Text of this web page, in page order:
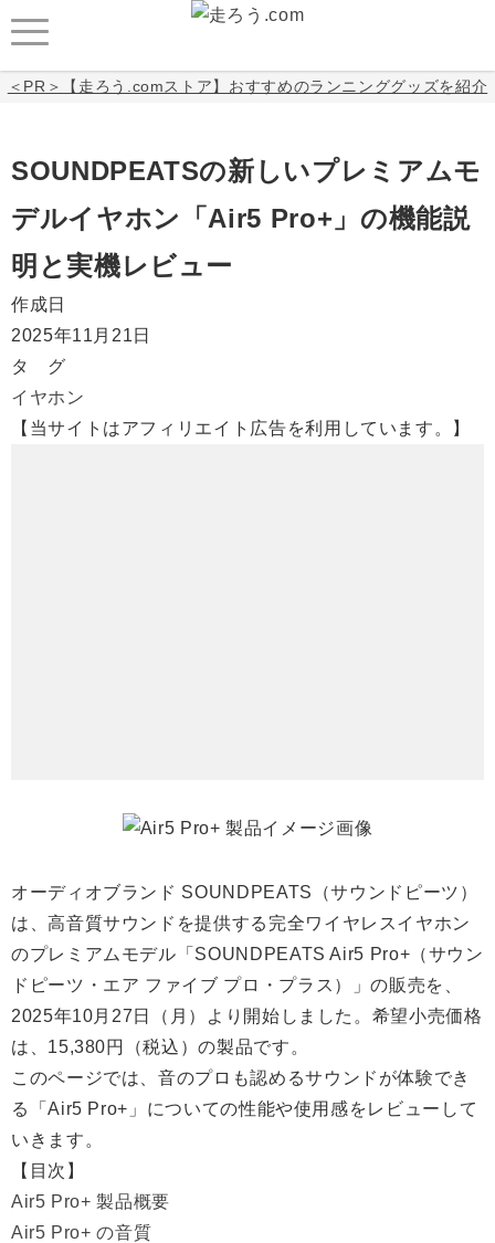
＜PR＞【走ろう.comストア】おすすめのランニンググッズを紹介
SOUNDPEATSの新しいプレミアムモ
デルイヤホン「Air5 Pro+」の機能説
明と実機レビュー
作成日
2025年11月21日
タ グ
イヤホン
【当サイトはアフィリエイト広告を利用しています。】
オーディオブランド SOUNDPEATS（サウンドピーツ）
は、高音質サウンドを提供する完全ワイヤレスイヤホン
のプレミアムモデル「SOUNDPEATS Air5 Pro+（サウン
ドピーツ・エア ファイブ プロ・プラス）」の販売を、
2025年10月27日（月）より開始しました。希望小売価格
は、15,380円（税込）の製品です。
このページでは、音のプロも認めるサウンドが体験でき
る「Air5 Pro+」についての性能や使用感をレビューして
いきます。
【目次】
Air5 Pro+ 製品概要
Air5 Pro+ の音質